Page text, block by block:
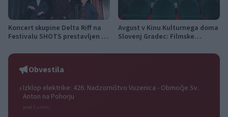
Koncert skupine Delta Riff na
Festivalu SHOTS prestavljen na
Avgust v Kinu Kulturnega doma
Slovenj Gradec: Filmske
počitniški kino
Obvestila
⚡Izklop elektrike: 426. Nadzorništvo Vuzenica - Območje Sv.
Anton na Pohorju
pred 5 urami